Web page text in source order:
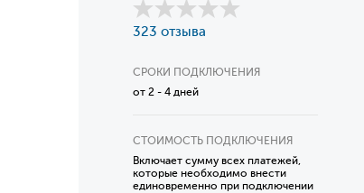
323 отзыва
СРОКИ ПОДКЛЮЧЕНИЯ
от 2 - 4 дней
СТОИМОСТЬ ПОДКЛЮЧЕНИЯ
Включает сумму всех платежей,
которые необходимо внести
единовременно при подключении